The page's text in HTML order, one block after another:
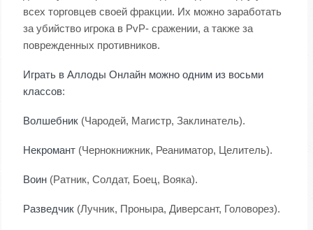
всех торговцев своей фракции. Их можно заработать
за убийство игрока в PvP- сражении, а также за
поврежденных противников.
Играть в Аллоды Онлайн можно одним из восьми
классов:
Волшебник (Чародей, Магистр, Заклинатель).
Некромант (Чернокнижник, Реаниматор, Целитель).
Воин (Ратник, Солдат, Боец, Вояка).
Разведчик (Лучник, Проныра, Диверсант, Головорез).